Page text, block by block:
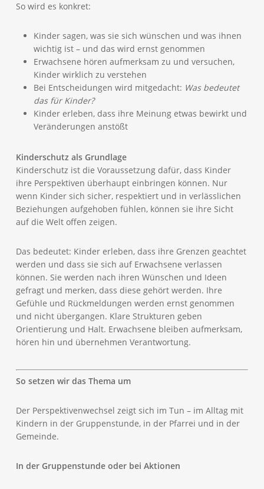
So wird es konkret:
Kinder sagen, was sie sich wünschen und was ihnen
wichtig ist – und das wird ernst genommen
Erwachsene hören aufmerksam zu und versuchen,
Kinder wirklich zu verstehen
Bei Entscheidungen wird mitgedacht: Was bedeutet
das für Kinder?
Kinder erleben, dass ihre Meinung etwas bewirkt und
Veränderungen anstößt
Kinderschutz als Grundlage
Kinderschutz ist die Voraussetzung dafür, dass Kinder
ihre Perspektiven überhaupt einbringen können. Nur
wenn Kinder sich sicher, respektiert und in verlässlichen
Beziehungen aufgehoben fühlen, können sie ihre Sicht
auf die Welt offen zeigen.
Das bedeutet: Kinder erleben, dass ihre Grenzen geachtet
werden und dass sie sich auf Erwachsene verlassen
können. Sie werden nach ihren Wünschen und Ideen
gefragt und merken, dass diese gehört werden. Ihre
Gefühle und Rückmeldungen werden ernst genommen
und nicht übergangen. Klare Strukturen geben
Orientierung und Halt. Erwachsene bleiben aufmerksam,
hören hin und übernehmen Verantwortung.
So setzen wir das Thema um
Der Perspektivenwechsel zeigt sich im Tun – im Alltag mit
Kindern in der Gruppenstunde, in der Pfarrei und in der
Gemeinde.
In der Gruppenstunde oder bei Aktionen